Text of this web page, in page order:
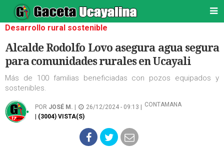
Desarrollo rural sostenible
Alcalde Rodolfo Lovo asegura agua segura
para comunidades rurales en Ucayali
Más de 100 familias beneficiadas con pozos equipados y
sostenibles.
POR JOSÉ M. 26/12/2024 - 09:13 |
CONTAMANA
| (3004) VISTA(S)